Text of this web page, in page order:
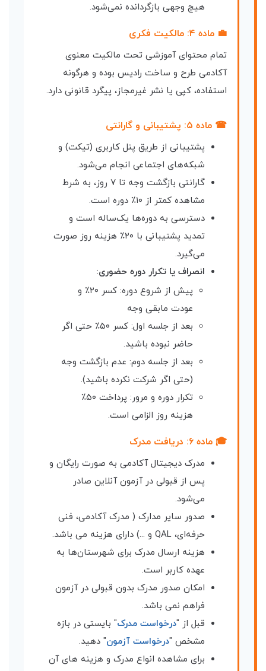
هیچ وجهی بازگردانده نمی‌شود.
💼 ماده ۴: مالکیت فکری
تمام محتوای آموزشی تحت مالکیت معنوی
آکادمی طرح و ساخت رادیس بوده و هرگونه
استفاده، کپی یا نشر غیرمجاز، پیگرد قانونی دارد.
☎ ماده ۵: پشتیبانی و گارانتی
پشتیبانی از طریق پنل کاربری (تیکت) و
شبکه‌های اجتماعی انجام می‌شود.
گارانتی بازگشت وجه تا ۷ روز، به شرط
مشاهده کمتر از ۱۰٪ دوره است.
دسترسی به دوره‌ها یک‌ساله است و
تمدید پشتیبانی با ۲۰٪ هزینه روز صورت
می‌گیرد.
انصراف یا تکرار دوره حضوری:
پیش از شروع دوره: کسر ۲۰٪ و
عودت مابقی وجه
بعد از جلسه اول: کسر ۵۰٪ حتی اگر
حاضر نبوده باشید.
بعد از جلسه دوم: عدم بازگشت وجه
(حتی اگر شرکت نکرده باشید).
تکرار دوره و مرور: پرداخت ۵۰٪
هزینه روز الزامی است.
🎓 ماده ۶: دریافت مدرک
مدرک دیجیتال آکادمی به صورت رایگان و
پس از قبولی در آزمون آنلاین صادر
می‌شود.
صدور سایر مدارک ( مدرک آکادمی، فنی
حرفه‌ای، QAL و ...) دارای هزینه می باشد.
هزینه ارسال مدرک برای شهرستان‌ها به
عهده کاربر است.
امکان صدور مدرک بدون قبولی در آزمون
فراهم نمی باشد.
قبل از "درخواست مدرک" بایستی در بازه
مشخص "درخواست آزمون" دهید.
برای مشاهده انواع مدرک و هزینه های آن